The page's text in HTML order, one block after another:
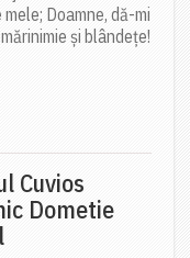
Doamne, dă-mi
şi blândeţe!
Cuvios
Dometie